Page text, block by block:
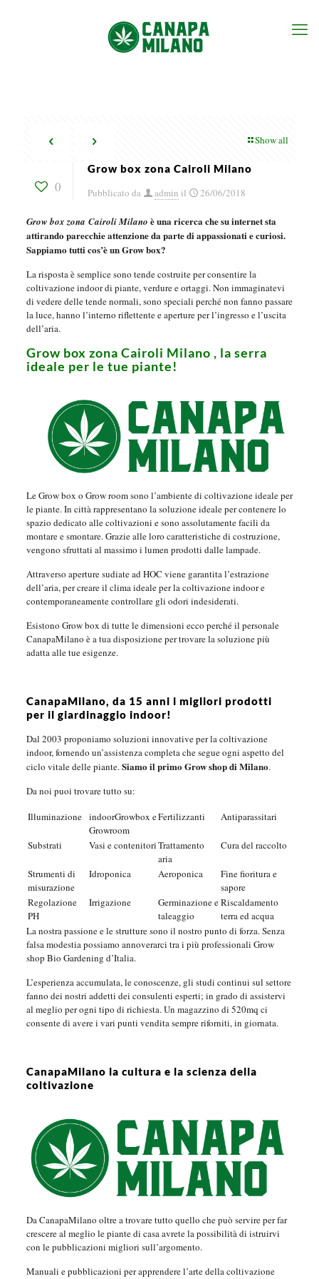
Show all
0
Grow box zona Cairoli Milano
Pubblicato da
admin il 26/06/2018
Grow box zona Cairoli Milano è una ricerca che su internet sta
attirando parecchie attenzione da parte di appassionati e curiosi.
Sappiamo tutti cos’è un Grow box?
La risposta è semplice sono tende costruite per consentire la
coltivazione indoor di piante, verdure e ortaggi. Non immaginatevi
di vedere delle tende normali, sono speciali perché non fanno passare
la luce, hanno l’interno riflettente e aperture per l’ingresso e l’uscita
dell’aria.
Grow box zona Cairoli Milano , la serra
ideale per le tue piante!
Le Grow box o Grow room sono l’ambiente di coltivazione ideale per
le piante. In città rappresentano la soluzione ideale per contenere lo
spazio dedicato alle coltivazioni e sono assolutamente facili da
montare e smontare. Grazie alle loro caratteristiche di costruzione,
vengono sfruttati al massimo i lumen prodotti dalle lampade.
Attraverso aperture sudiate ad HOC viene garantita l’estrazione
dell’aria, per creare il clima ideale per la coltivazione indoor e
contemporaneamente controllare gli odori indesiderati.
Esistono Grow box di tutte le dimensioni ecco perché il personale
CanapaMilano è a tua disposizione per trovare la soluzione più
adatta alle tue esigenze.
CanapaMilano, da 15 anni i migliori prodotti
per il giardinaggio indoor!
Dal 2003 proponiamo soluzioni innovative per la coltivazione
indoor, fornendo un’assistenza completa che segue ogni aspetto del
ciclo vitale delle piante.Siamo il primo Grow shop di Milano.
Da noi puoi trovare tutto su:
Illuminazione indoorGrowbox e
Growroom
Fertilizzanti Antiparassitari
Substrati Vasi e contenitoriTrattamento
aria
Cura del raccolto
Strumenti di
misurazione
Idroponica Aeroponica
Fine fioritura e
sapore
Regolazione
PH
Irrigazione
Germinazione e
taleaggio
Riscaldamento
terra ed acqua
La nostra passione e le strutture sono il nostro punto di forza. Senza
falsa modestia possiamo annoverarci tra i più professionali Grow
shop Bio Gardening d’Italia.
L’esperienza accumulata, le conoscenze, gli studi continui sul settore
fanno dei nostri addetti dei consulenti esperti; in grado di assistervi
al meglio per ogni tipo di richiesta. Un magazzino di 520mq ci
consente di avere i vari punti vendita sempre riforniti, in giornata.
CanapaMilano la cultura e la scienza della
coltivazione
Da CanapaMilano oltre a trovare tutto quello che può servire per far
crescere al meglio le piante di casa avrete la possibilità di istruirvi
con le pubblicazioni migliori sull’argomento.
Manuali e pubblicazioni per apprendere l’arte della coltivazione